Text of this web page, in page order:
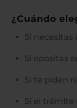
¿Cuándo
Si necesitas
Si opositas
Si te piden
Si el